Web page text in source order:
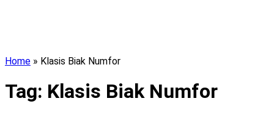
Home » Klasis Biak Numfor
Tag: Klasis Biak Numfor